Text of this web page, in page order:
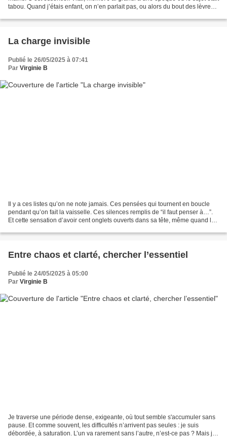
tabou. Quand j’étais enfant, on n’en parlait pas, ou alors du bout des lèvres.
La charge invisible
Publié le 26/05/2025 à 07:41
Par Virginie B
Il y a ces listes qu’on ne note jamais. Ces pensées qui tournent en boucle
pendant qu’on fait la vaisselle. Ces silences remplis de “il faut penser à…”.
Et cette sensation d’avoir cent onglets ouverts dans sa tête, même quand le
Entre chaos et clarté, chercher l’essentiel
Publié le 24/05/2025 à 05:00
Par Virginie B
Je traverse une période dense, exigeante, où tout semble s'accumuler sans
pause. Et comme souvent, les difficultés n’arrivent pas seules : je suis
débordée, à saturation. L’un va rarement sans l’autre, n’est-ce pas ? Mais je